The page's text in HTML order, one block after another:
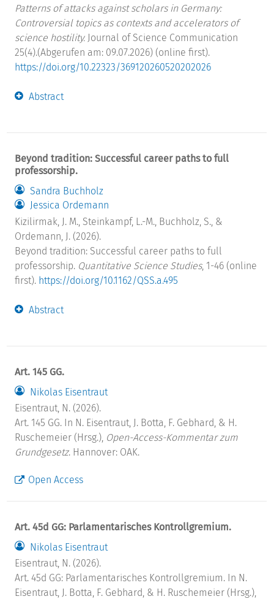
Patterns of attacks against scholars in Germany:
Controversial topics as contexts and accelerators of
science hostility. Journal of Science Communication
25(4).(Abgerufen am: 09.07.2026) (online first).
https://doi.org/10.22323/369120260520202026
Abstract
Beyond tradition: Successful career paths to full
professorship.
Sandra Buchholz
Jessica Ordemann
Kizilirmak, J. M., Steinkampf, L.-M., Buchholz, S., &
Ordemann, J. (2026).
Beyond tradition: Successful career paths to full
professorship. Quantitative Science Studies, 1-46 (online
first). https://doi.org/10.1162/QSS.a.495
Abstract
Art. 145 GG.
Nikolas Eisentraut
Eisentraut, N. (2026).
Art. 145 GG. In N. Eisentraut, J. Botta, F. Gebhard, & H.
Ruschemeier (Hrsg.), Open-Access-Kommentar zum
Grundgesetz. Hannover: OAK.
Open Access
Art. 45d GG: Parlamentarisches Kontrollgremium.
Nikolas Eisentraut
Eisentraut, N. (2026).
Art. 45d GG: Parlamentarisches Kontrollgremium. In N.
Eisentraut, J. Botta, F. Gebhard, & H. Ruschemeier (Hrsg.),